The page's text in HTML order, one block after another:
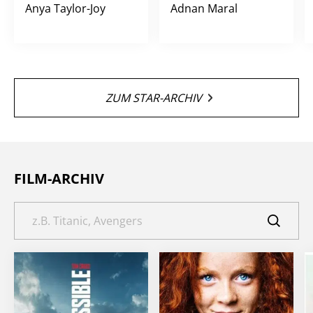
Anya Taylor-Joy Adnan Maral
ZUM STAR-ARCHIV
FILM-ARCHIV